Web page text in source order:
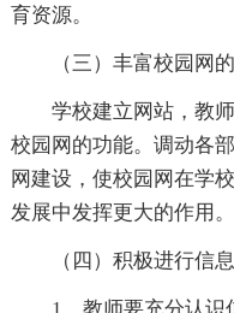
育资源。
（三）丰富校园网
学校建立网站，教
校园网的功能。调动各
网建设，使校园网在学
发展中发挥更大的作用。
（四）积极进行信